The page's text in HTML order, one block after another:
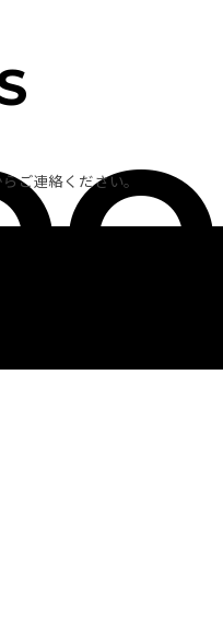
ご連絡ください。